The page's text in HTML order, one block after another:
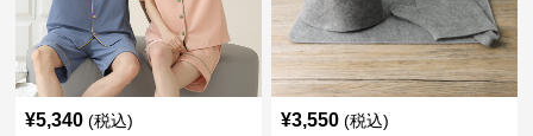
¥5,340 (税込) ¥3,550 (税込)